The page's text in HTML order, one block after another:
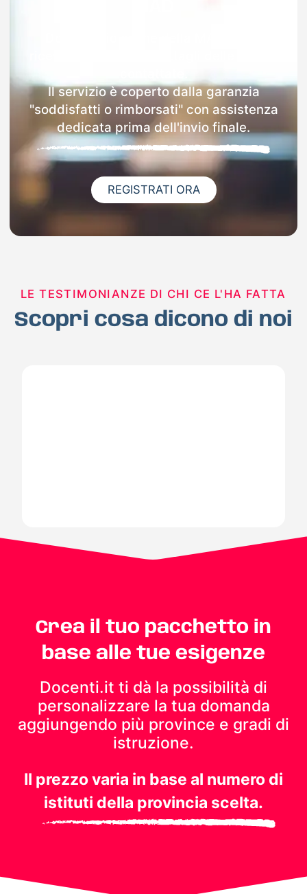
Il servizio è coperto dalla garanzia
"soddisfatti o rimborsati" con assistenza
dedicata prima dell'invio finale.
REGISTRATI ORA
LE TESTIMONIANZE DI CHI CE L'HA FATTA
Scopri cosa dicono di noi
Crea il tuo pacchetto in
base alle tue esigenze
Docenti.it ti dà la possibilità di
personalizzare la tua domanda
aggiungendo più province e gradi di
istruzione.
Il prezzo varia in base al numero di
istituti della provincia scelta.